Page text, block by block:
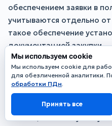
обеспечением заявки в
учитываются отдельно от
такое обеспечение
документацией закупки.
7.8. Если закупка
окончания срока подачи
участник не признан
взиманию
оплаты, либо
Мы используем cookie
Мы используем cookie для
для обезличенной аналитики.
обработки ПДн.
Принять все